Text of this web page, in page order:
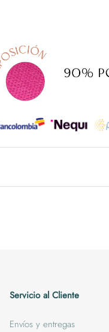
Servicio al Cliente
Envíos y entregas